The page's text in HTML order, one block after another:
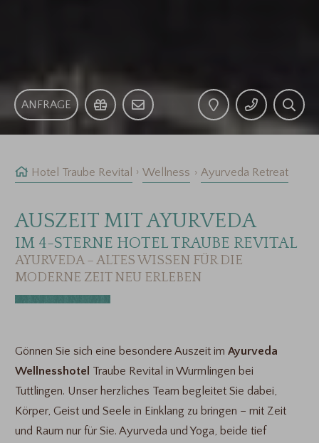
ANFRAGE
Hotel Traube Revital Wellness Ayurveda Retreat
AUSZEIT MIT AYURVEDA
IM 4-STERNE HOTEL TRAUBE REVITAL
AYURVEDA – ALTES WISSEN FÜR DIE
MODERNE ZEIT NEU ERLEBEN
Gönnen Sie sich eine besondere Auszeit im Ayurveda
Wellnesshotel Traube Revital in Wurmlingen bei
Tuttlingen. Unser herzliches Team begleitet Sie dabei,
Körper, Geist und Seele in Einklang zu bringen – mit Zeit
und Raum nur für Sie. Ayurveda und Yoga, beide tief